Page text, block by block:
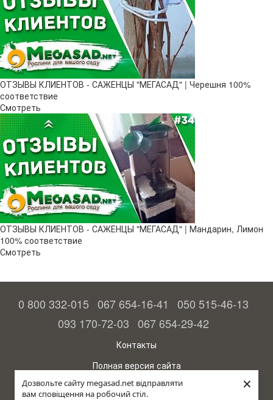
Дозвольте сайту megasad.net відправляти
вам сповіщення на робочий стіл.
×
ОТЗЫВЫ КЛИЕНТОВ - САЖЕНЦЫ "МЕГАСАД" | Черешня 100%
соответствие
Смотреть
ОТЗЫВЫ КЛИЕНТОВ - САЖЕНЦЫ "МЕГАСАД" | Мандарин, Лимон
100% соответствие
Смотреть
0 800 332-015 067 654-16-41
050 515-46-13
093 170-72-03 067 654-29-42
Контакты
Полная версия сайта
© 2015—2026
Megasad - гарантия высокого урожая